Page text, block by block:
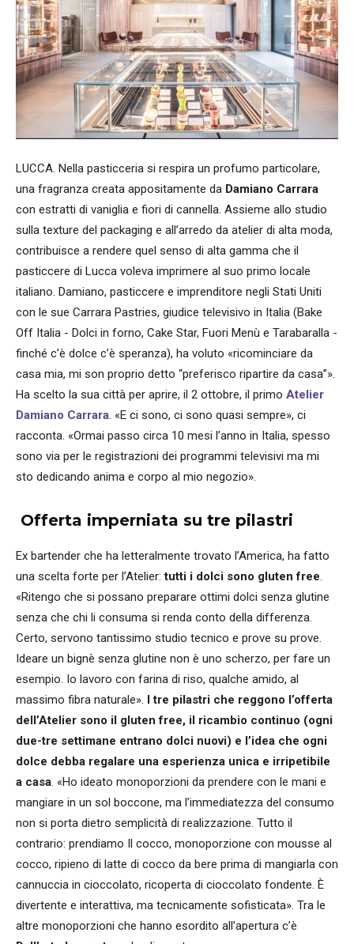
LUCCA. Nella pasticceria si respira un profumo particolare,
una fragranza creata appositamente da Damiano Carrara
con estratti di vaniglia e fiori di cannella. Assieme allo studio
sulla texture del packaging e all’arredo da atelier di alta moda,
contribuisce a rendere quel senso di alta gamma che il
pasticcere di Lucca voleva imprimere al suo primo locale
italiano. Damiano, pasticcere e imprenditore negli Stati Uniti
con le sue Carrara Pastries, giudice televisivo in Italia (Bake
Off Italia - Dolci in forno, Cake Star, Fuori Menù e Tarabaralla -
finché c’è dolce c’è speranza), ha voluto «ricominciare da
casa mia, mi son proprio detto “preferisco ripartire da casa”».
Ha scelto la sua città per aprire, il 2 ottobre, il primo Atelier
Damiano Carrara . «E ci sono, ci sono quasi sempre», ci
racconta. «Ormai passo circa 10 mesi l’anno in Italia, spesso
sono via per le registrazioni dei programmi televisivi ma mi
sto dedicando anima e corpo al mio negozio».
Offerta imperniata su tre pilastri
Ex bartender che ha letteralmente trovato l’America, ha fatto
una scelta forte per l’Atelier:tutti i dolci sono gluten free
«Ritengo che si possano preparare ottimi dolci senza glutine
senza che chi li consuma si renda conto della differenza.
Certo, servono tantissimo studio tecnico e prove su prove.
Ideare un bignè senza glutine non è uno scherzo, per fare un
esempio. Io lavoro con farina di riso, qualche amido, al
massimo fibra naturale». I tre pilastri che reggono l’offerta
dell’Atelier sono il gluten free, il ricambio continuo (ogni
due-tre settimane entrano dolci nuovi) e l’idea che ogni
dolce debba regalare una esperienza unica e irripetibile
a casa . «Ho ideato monoporzioni da prendere con le mani e
mangiare in un sol boccone, ma l’immediatezza del consumo
non si porta dietro semplicità di realizzazione. Tutto il
contrario: prendiamo Il cocco, monoporzione con mousse al
cocco, ripieno di latte di cocco da bere prima di mangiarla con
cannuccia in cioccolato, ricoperta di cioccolato fondente. È
divertente e interattiva, ma tecnicamente sofisticata». Tra le
altre monoporzioni che hanno esordito all’apertura c’è